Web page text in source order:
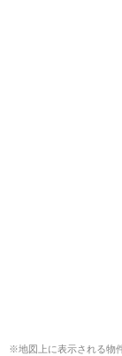
※地図上に表示される物